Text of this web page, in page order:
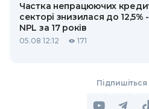
Частка непрацюючих
секторі знизилася до 12,5%
NPL за 17 років
05.08 12:12 171
Підпишіться